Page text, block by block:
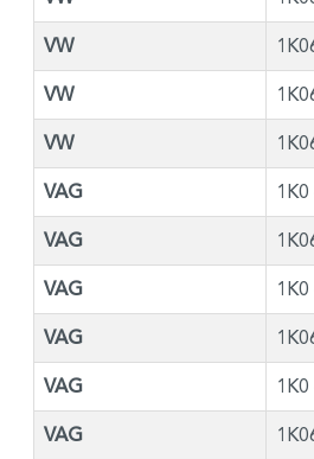
VW
VW
VW
VAG
VAG
VAG
VAG
VAG
VAG